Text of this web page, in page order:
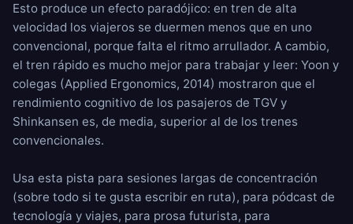
Esto produce un efecto paradójico: en tren de alta
velocidad los viajeros se duermen menos que en uno
convencional, porque falta el ritmo arrullador. A cambio,
el tren rápido es mucho mejor para trabajar y leer: Yoon y
colegas (Applied Ergonomics, 2014) mostraron que el
rendimiento cognitivo de los pasajeros de TGV y
Shinkansen es, de media, superior al de los trenes
convencionales.
Usa esta pista para sesiones largas de concentración
(sobre todo si te gusta escribir en ruta), para pódcast de
tecnología y viajes, para prosa futurista, para